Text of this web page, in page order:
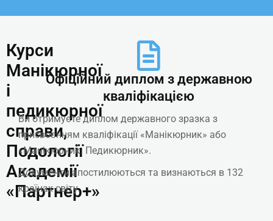
Курси
Манікюрної
і
педикюрної
справи,
Подології
Академії
«Партнер+»
Офіційний диплом з державною
кваліфікацією
Ви отримуєте диплом державного зразка з
присвоєнням кваліфікації «Манікюрник» або
«Манікюрник. Педикюрник».
Документи апостилюються та визнаються в 132
країнах світу.